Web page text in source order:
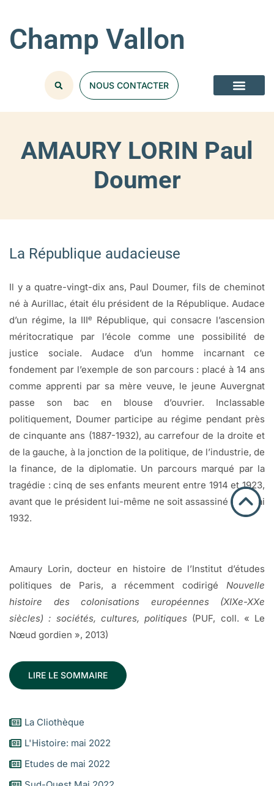
Champ Vallon
NOUS CONTACTER
AMAURY LORIN Paul
Doumer
La République audacieuse
Il y a quatre-vingt-dix ans, Paul Doumer, fils de cheminot
né à Aurillac, était élu président de la République. Audace
d’un régime, la IIIe
République, qui consacre l’ascension
méritocratique par l’école comme une possibilité de
justice sociale. Audace d’un homme incarnant ce
fondement par l’exemple de son parcours : placé à 14 ans
comme apprenti par sa mère veuve, le jeune Auvergnat
passe son bac en blouse d’ouvrier. Inclassable
politiquement, Doumer participe au régime pendant près
de cinquante ans (1887-1932), au carrefour de la droite et
de la gauche, à la jonction de la politique, de l’industrie, de
la finance, de la diplomatie. Un parcours marqué par la
tragédie : cinq de ses enfants meurent entre 1914 et 1923,
avant que le président lui-même ne soit assassiné le 6 mai
1932.
Amaury Lorin, docteur en histoire de l’Institut d’études
politiques de Paris, a récemment codirigé Nouvelle
histoire des colonisations européennes (XIXe-XXe
siècles) : sociétés, cultures, politiques (PUF, coll. « Le
Nœud gordien », 2013)
LIRE LE SOMMAIRE
La Cliothèque
L'Histoire: mai 2022
Etudes de mai 2022